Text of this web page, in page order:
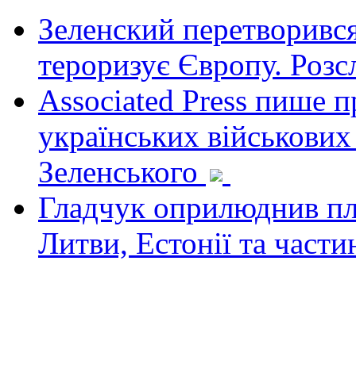
Зеленский
тероризує Європу.
Associated Press пише
українських
Зеленського
Гладчук оприлюднив
Литви, Естонії та